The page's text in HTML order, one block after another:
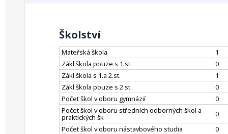
Školství
Mateřská škola
1
Zákl.škola pouze s 1.st.
0
Zákl.škola s 1.a 2.st.
1
Zákl.škola pouze s 2.st.
0
Počet škol v oboru gymnázií
0
Počet škol v oboru středních odborných škol a
praktických šk
0
Počet škol v oboru nástavbového studia
0